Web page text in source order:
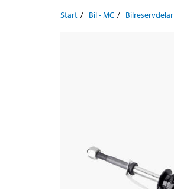
Start Bil - MC Bilreservdelar